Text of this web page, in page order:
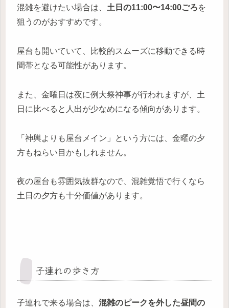
混雑を避けたい場合は、 土日の11:00〜14:00ごろを
狙うのがおすすめです。
屋台も開いていて、比較的スムーズに移動できる時
間帯となる可能性があります。
また、金曜日は夜に例大祭神事が行われますが、土
日に比べると人出が少なめになる傾向があります。
「神輿よりも屋台メイン」という方には、金曜の夕
方もねらい目かもしれません。
夜の屋台も雰囲気抜群なので、混雑覚悟で行くなら
土日の夕方も十分価値があります。
子連れの歩き方
子連れで来る場合は、 混雑のピークを外した昼間の